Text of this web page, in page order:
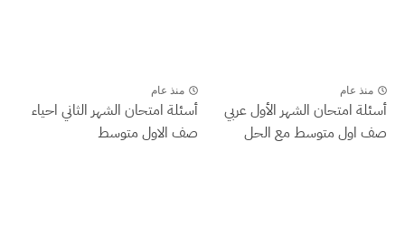
منذ عام
أسئلة امتحان الشهر الأول عربي
صف اول متوسط مع الحل
منذ عام
أسئلة امتحان الشهر الثاني احياء
صف الاول متوسط